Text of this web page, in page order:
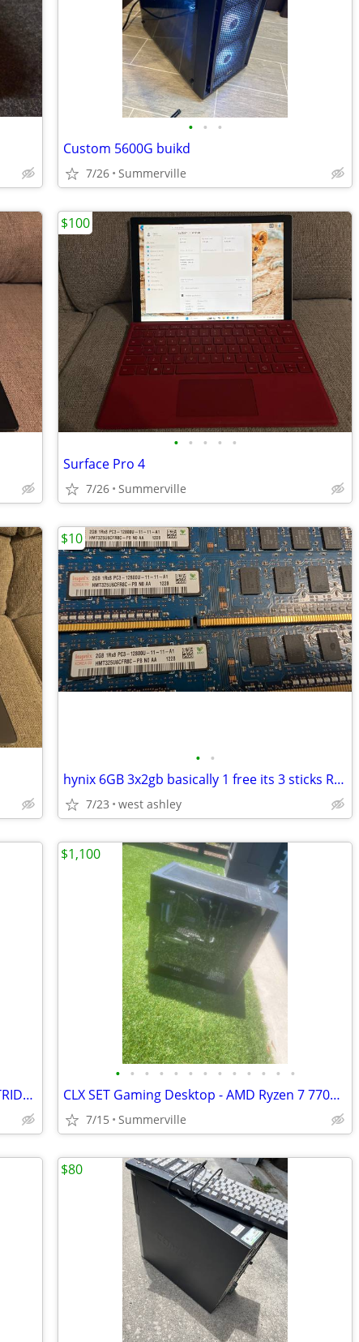
• • •
Custom 5600G buikd
7/26 Summerville
• • • • •
Surface Pro 4
7/26 Summerville
$100
• •
hynix 6GB 3x2gb basically 1 free its 3 sticks Rx8 PC3 12900U HMT325UCF
7/23 west ashley
$10
HP LASERJET P6 PRINTER AND FREE CARTRIDGE
• • • • • • • • • • • • •
CLX SET Gaming Desktop - AMD Ryzen 7 7700X 4.5GHz 8-Core Processor, 32
7/15 Summerville
$1,100
$80